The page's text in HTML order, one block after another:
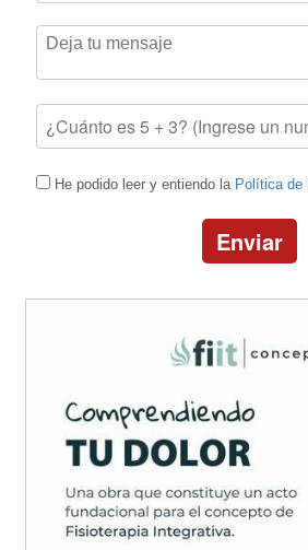
He podido leer y entiendo la Política de
Enviar